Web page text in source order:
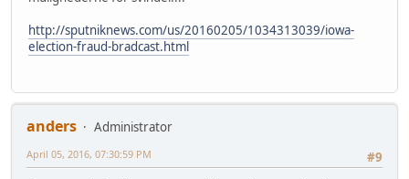
http://sputniknews.com/us/20160205/1034313039/iowa-
election-fraud-bradcast.html
anders
Administrator
#9
April 05, 2016, 07:30:59 PM